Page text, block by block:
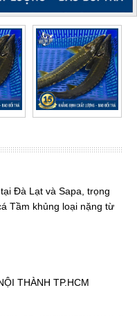
Đà Lạt và Sapa, trọng
Tầm khủng loại nặng từ
THÀNH TP.HCM